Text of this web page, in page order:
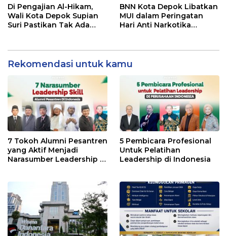
Teknologi
Secara Utuh
Di Pengajian Al-Hikam,
Wali Kota Depok Supian
Suri Pastikan Tak Ada
BNN Kota Depok Libatkan
MUI dalam Peringatan
Hari Anti Narkotika
Pencegahan Dimulai dari
Keluarga
Rekomendasi untuk kamu
7 Tokoh Alumni Pesantren
yang Aktif Menjadi
Narasumber Leadership di
5 Pembicara Profesional
Untuk Pelatihan
Leadership di Indonesia